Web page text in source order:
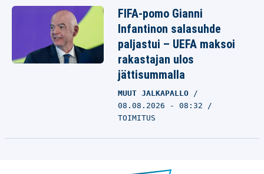
FIFA-pomo Gianni
Infantinon salasuhde
paljastui – UEFA maksoi
rakastajan ulos
jättisummalla
MUUT JALKAPALLO
08.08.2026 - 08:32
TOIMITUS